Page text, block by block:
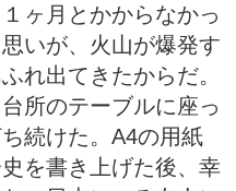
ヶ月とかからなかっ
いが、火山が爆発す
れ出てきたからだ。
所のテーブルに座っ
続けた。A4の用紙
を書き上げた後、幸